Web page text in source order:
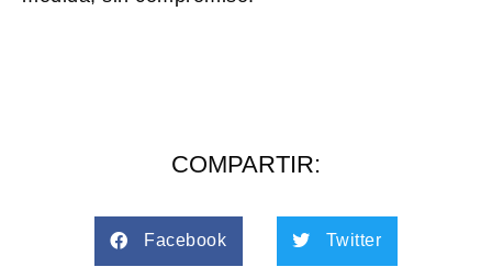
COMPARTIR:
Facebook Twitter